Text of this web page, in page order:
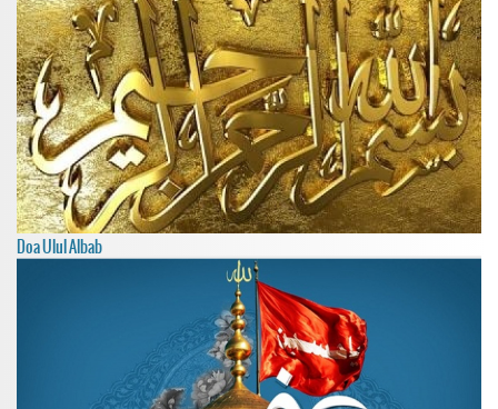
Doa Ulul Albab